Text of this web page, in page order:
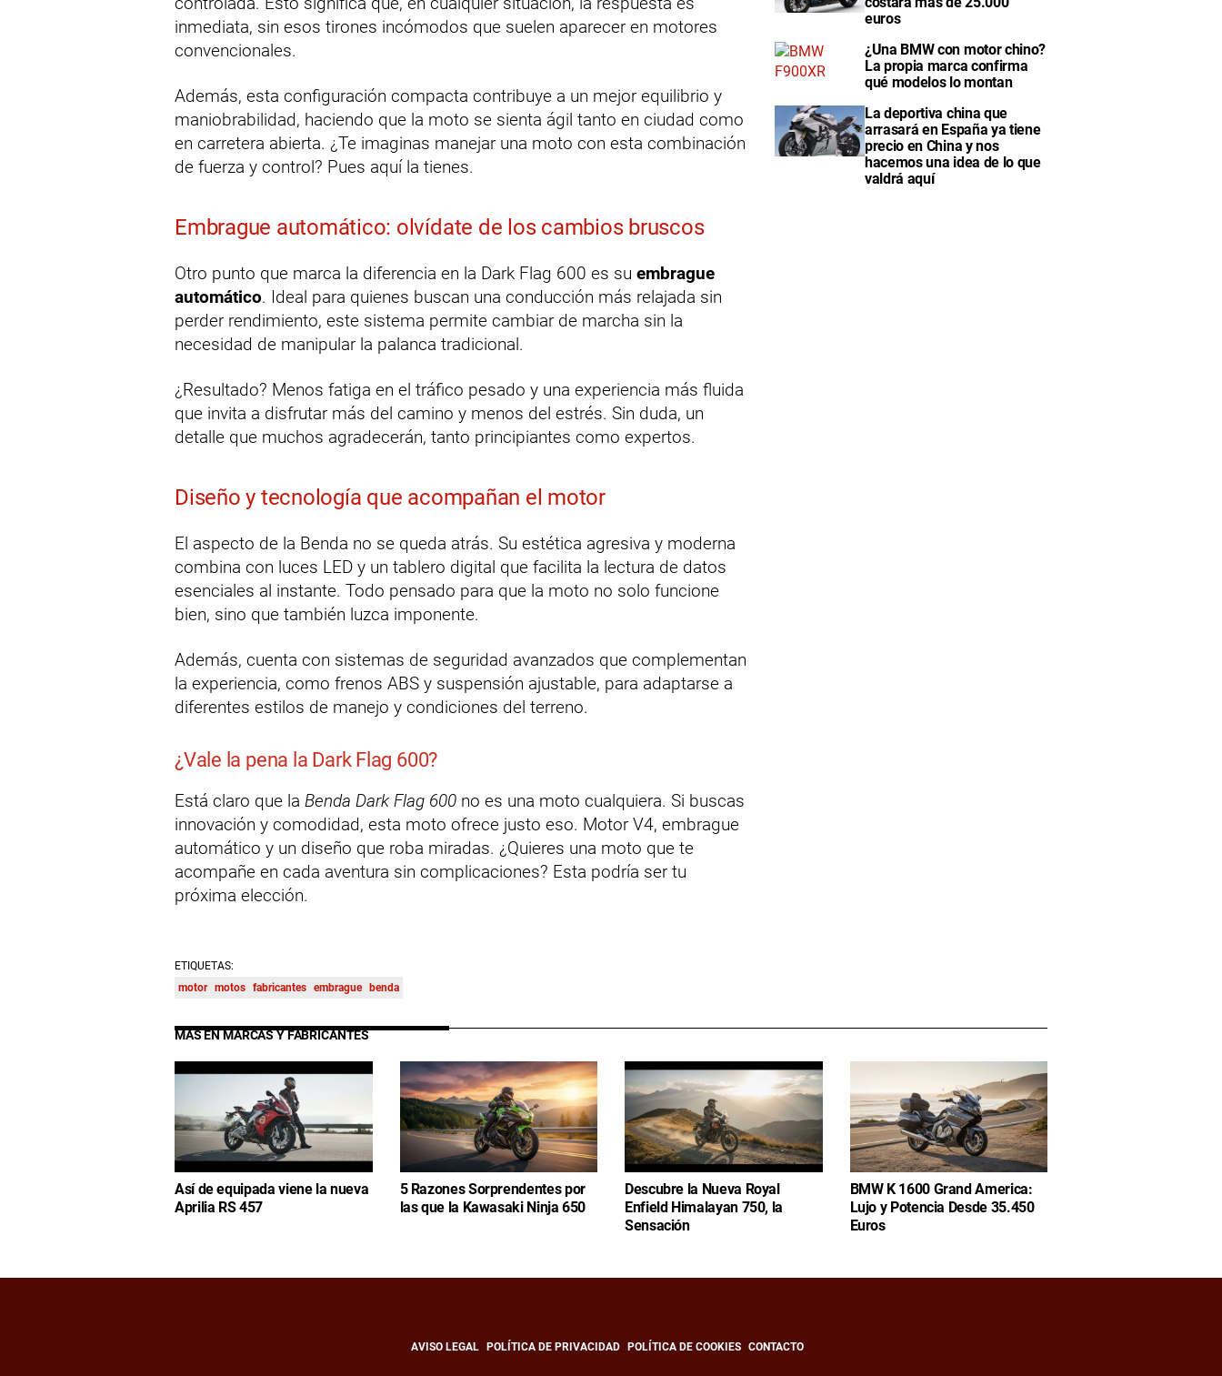
inmediata, sin esos tirones incómodos que suelen aparecer en motores
convencionales.
Además, esta configuración compacta contribuye a un mejor equilibrio y
maniobrabilidad, haciendo que la moto se sienta ágil tanto en ciudad como
en carretera abierta. ¿Te imaginas manejar una moto con esta combinación
de fuerza y control? Pues aquí la tienes.
Embrague automático: olvídate de los cambios bruscos
Otro punto que marca la diferencia en la Dark Flag 600 es su embrague
automático. Ideal para quienes buscan una conducción más relajada sin
perder rendimiento, este sistema permite cambiar de marcha sin la
necesidad de manipular la palanca tradicional.
¿Resultado? Menos fatiga en el tráfico pesado y una experiencia más fluida
que invita a disfrutar más del camino y menos del estrés. Sin duda, un
detalle que muchos agradecerán, tanto principiantes como expertos.
Diseño y tecnología que acompañan el motor
El aspecto de la Benda no se queda atrás. Su estética agresiva y moderna
combina con luces LED y un tablero digital que facilita la lectura de datos
esenciales al instante. Todo pensado para que la moto no solo funcione
bien, sino que también luzca imponente.
Además, cuenta con sistemas de seguridad avanzados que complementan
la experiencia, como frenos ABS y suspensión ajustable, para adaptarse a
diferentes estilos de manejo y condiciones del terreno.
¿Vale la pena la Dark Flag 600?
Está claro que la Benda Dark Flag 600 no es una moto cualquiera. Si buscas
innovación y comodidad, esta moto ofrece justo eso. Motor V4, embrague
automático y un diseño que roba miradas. ¿Quieres una moto que te
acompañe en cada aventura sin complicaciones? Esta podría ser tu
próxima elección.
ETIQUETAS:
motor motos fabricantes embrague benda
euros
¿Una BMW con motor chino?
La propia marca confirma
qué modelos lo montan
La deportiva china que
arrasará en España ya tiene
precio en China y nos
hacemos una idea de lo que
valdrá aquí
MÁS EN MARCAS Y FABRICANTES
Así de equipada viene la nueva
Aprilia RS 457
5 Razones Sorprendentes por
las que la Kawasaki Ninja 650
Descubre la Nueva Royal
Enfield Himalayan 750, la
Sensación
BMW K 1600 Grand America:
Lujo y Potencia Desde 35.450
Euros
AVISO LEGAL POLÍTICA DE PRIVACIDAD POLÍTICA DE COOKIES CONTACTO